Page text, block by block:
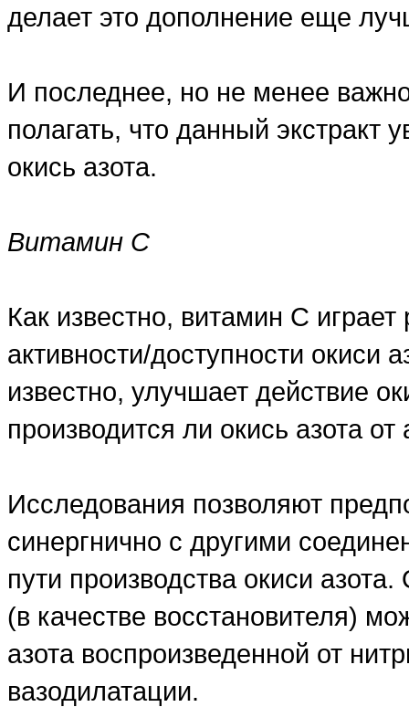
делает это дополнение еще
И последнее, но не менее
полагать, что данный экстракт
окись азота.
Витамин C
Как известно, витамин C
активности/доступности окиси
известно, улучшает действие
производится ли окись азота
Исследования позволяют
синергнично с другими
пути производства окиси
(в качестве восстановителя)
азота воспроизведенной от
вазодилатации.